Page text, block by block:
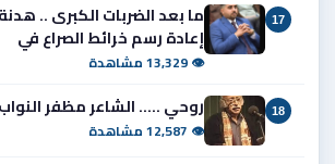
17
ما بعد الضربات الكبرى ..
إعادة رسم خرائط الصراع في
👁 13,329 مشاهدة
18 روحي ..... الشاعر مظفر النواب
👁 12,587 مشاهدة